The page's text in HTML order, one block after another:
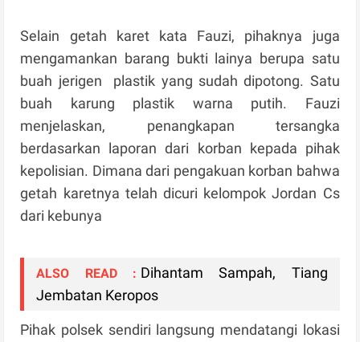
Selain getah karet kata Fauzi, pihaknya juga
mengamankan barang bukti lainya berupa satu
buah jerigen plastik yang sudah dipotong. Satu
buah karung plastik warna putih. Fauzi
menjelaskan, penangkapan tersangka
berdasarkan laporan dari korban kepada pihak
kepolisian. Dimana dari pengakuan korban bahwa
getah karetnya telah dicuri kelompok Jordan Cs
dari kebunya
ALSO READ : Dihantam Sampah, Tiang
Jembatan Keropos
Pihak polsek sendiri langsung mendatangi lokasi